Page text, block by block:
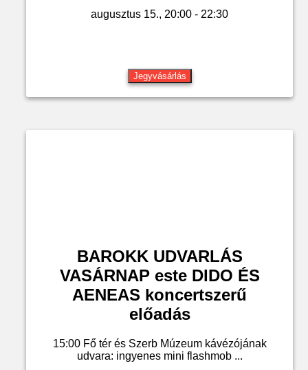
augusztus 15., 20:00 - 22:30
Jegyvásárlás
BAROKK UDVARLÁS
VASÁRNAP este DIDO ÉS
AENEAS koncertszerű
előadás
15:00 Fő tér és Szerb Múzeum kávézójának
udvara: ingyenes mini flashmob ...